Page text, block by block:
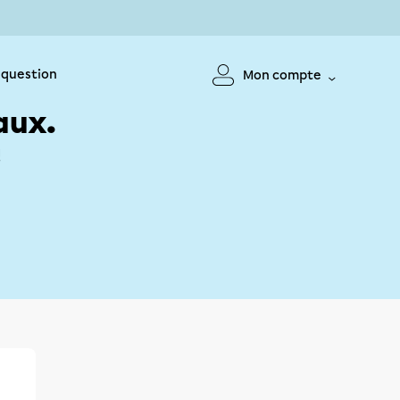
question Mon compte